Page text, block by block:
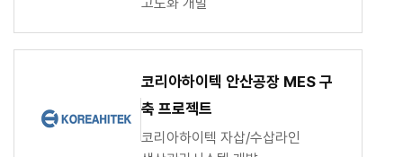
코리아하이텍 안산공장 MES 구
축 프로젝트
코리아하이텍 자삽/수삽라인